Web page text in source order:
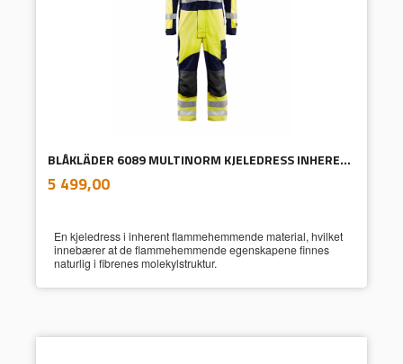
BLÅKLÄDER 6089 MULTINORM KJELEDRESS INHERENT
Pris
5 499,00mva.
En kjeledress i inherent flammehemmende material, hvilket
innebærer at de flammehemmende egenskapene finnes
naturlig i fibrenes molekylstruktur.